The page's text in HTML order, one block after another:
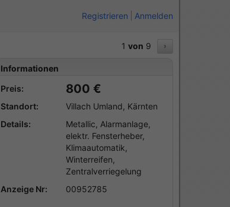
Registrieren Anmelden
1 von 9 ›
Informationen
Preis:
800 €
Standort:
Villach Umland, Kärnten
Details:
Metallic, Alarmanlage,
elektr. Fensterheber,
Klimaautomatik,
Winterreifen,
Zentralverriegelung
Anzeige Nr:
00952785